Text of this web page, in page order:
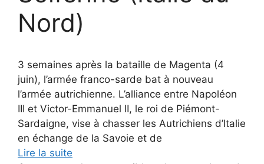
Nord)
3 semaines après la bataille de Magenta (4
juin), l’armée franco-sarde bat à nouveau
l’armée autrichienne. L’alliance entre Napoléon
III et Victor-Emmanuel II, le roi de Piémont-
Sardaigne, vise à chasser les Autrichiens d’Italie
en échange de la Savoie et de
Lire la suite